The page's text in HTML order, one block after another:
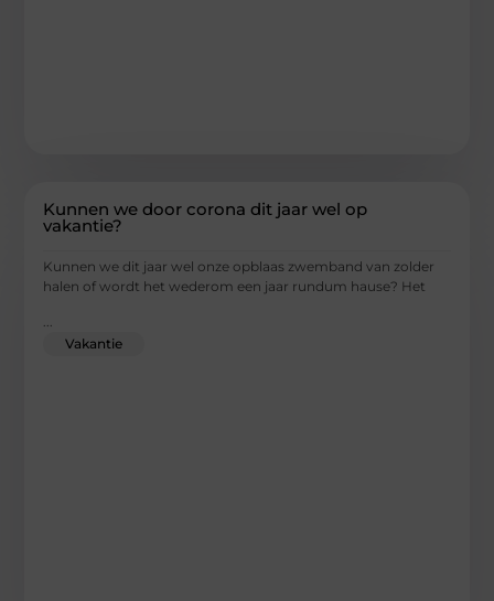
Kunnen we door corona dit jaar wel op
vakantie?
Kunnen we dit jaar wel onze opblaas zwemband van zolder
halen of wordt het wederom een jaar rundum hause? Het
...
Vakantie